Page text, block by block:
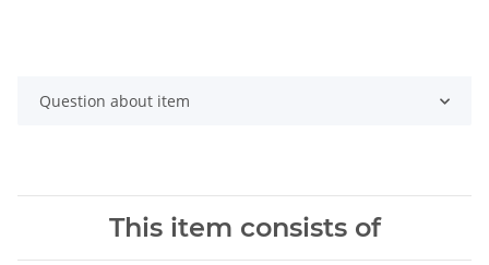
Question about item
This item consists of